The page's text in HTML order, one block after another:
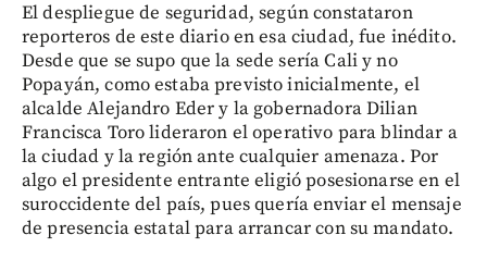
El despliegue de seguridad, según constataron
reporteros de este diario en esa ciudad, fue inédito.
Desde que se supo que la sede sería Cali y no
Popayán, como estaba previsto inicialmente, el
alcalde Alejandro Eder y la gobernadora Dilian
Francisca Toro lideraron el operativo para blindar a
la ciudad y la región ante cualquier amenaza. Por
algo el presidente entrante eligió posesionarse en el
suroccidente del país, pues quería enviar el mensaje
de presencia estatal para arrancar con su mandato.